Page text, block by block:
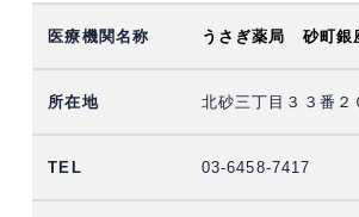
うさぎ薬局 砂町銀
北砂三丁目３３番２
03-6458-7417